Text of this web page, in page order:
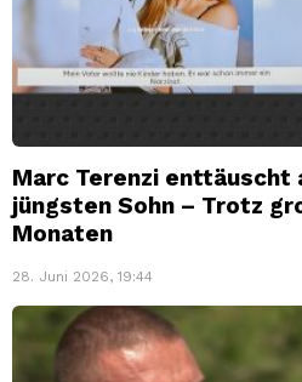
Marc Terenzi enttäuscht
jüngsten Sohn – Trotz
Monaten
28. Juni 2026, 19:44